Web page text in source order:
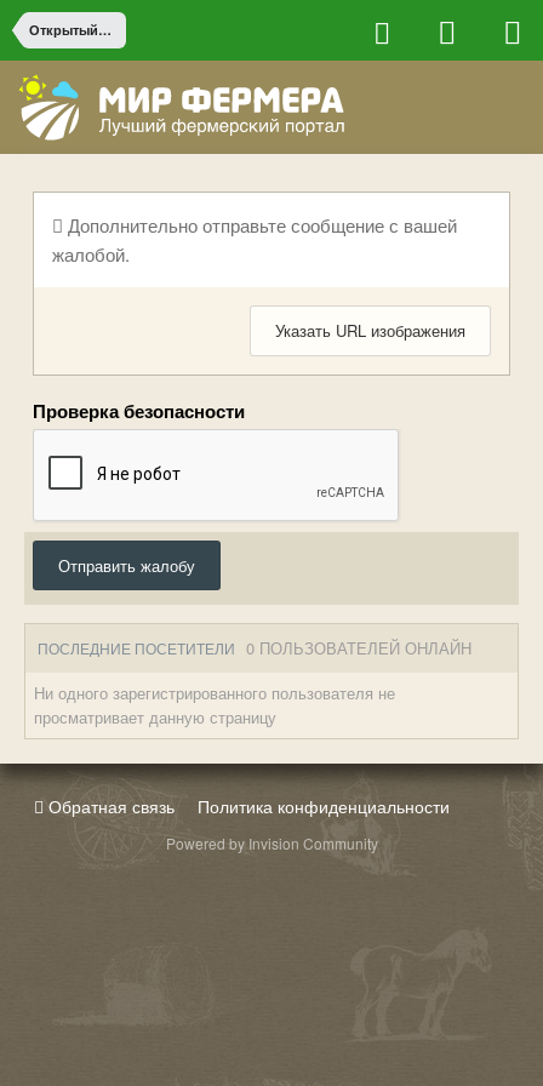
Открытый грунт
Дополнительно отправьте сообщение с вашей
жалобой.
Указать URL изображения
Проверка безопасности
Отправить жалобу
ПОСЛЕДНИЕ ПОСЕТИТЕЛИ 0 ПОЛЬЗОВАТЕЛЕЙ ОНЛАЙН
Ни одного зарегистрированного пользователя не
просматривает данную страницу
Обратная связь Политика конфиденциальности
Powered by Invision Community